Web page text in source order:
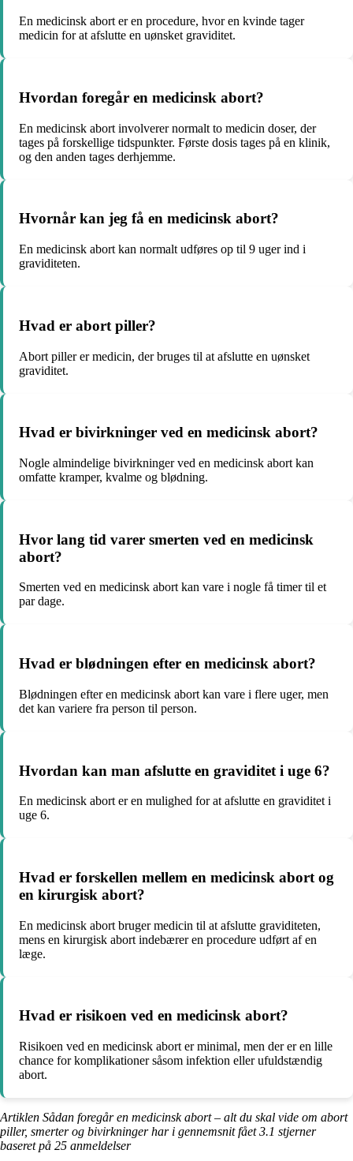
En medicinsk abort er en procedure, hvor en kvinde tager
medicin for at afslutte en uønsket graviditet.
Hvordan foregår en medicinsk abort?
En medicinsk abort involverer normalt to medicin doser, der
tages på forskellige tidspunkter. Første dosis tages på en klinik,
og den anden tages derhjemme.
Hvornår kan jeg få en medicinsk abort?
En medicinsk abort kan normalt udføres op til 9 uger ind i
graviditeten.
Hvad er abort piller?
Abort piller er medicin, der bruges til at afslutte en uønsket
graviditet.
Hvad er bivirkninger ved en medicinsk abort?
Nogle almindelige bivirkninger ved en medicinsk abort kan
omfatte kramper, kvalme og blødning.
Hvor lang tid varer smerten ved en medicinsk
abort?
Smerten ved en medicinsk abort kan vare i nogle få timer til et
par dage.
Hvad er blødningen efter en medicinsk abort?
Blødningen efter en medicinsk abort kan vare i flere uger, men
det kan variere fra person til person.
Hvordan kan man afslutte en graviditet i uge 6?
En medicinsk abort er en mulighed for at afslutte en graviditet i
uge 6.
Hvad er forskellen mellem en medicinsk abort og
en kirurgisk abort?
En medicinsk abort bruger medicin til at afslutte graviditeten,
mens en kirurgisk abort indebærer en procedure udført af en
læge.
Hvad er risikoen ved en medicinsk abort?
Risikoen ved en medicinsk abort er minimal, men der er en lille
chance for komplikationer såsom infektion eller ufuldstændig
abort.
Artiklen Sådan foregår en medicinsk abort – alt du skal vide om abort
piller, smerter og bivirkninger har i gennemsnit fået3.1 stjerner
baseret på 25 anmeldelser